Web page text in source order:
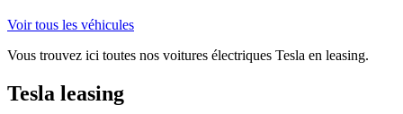
Voir tous les véhicules
Vous trouvez ici toutes nos voitures électriques Tesla en leasing.
Tesla leasing